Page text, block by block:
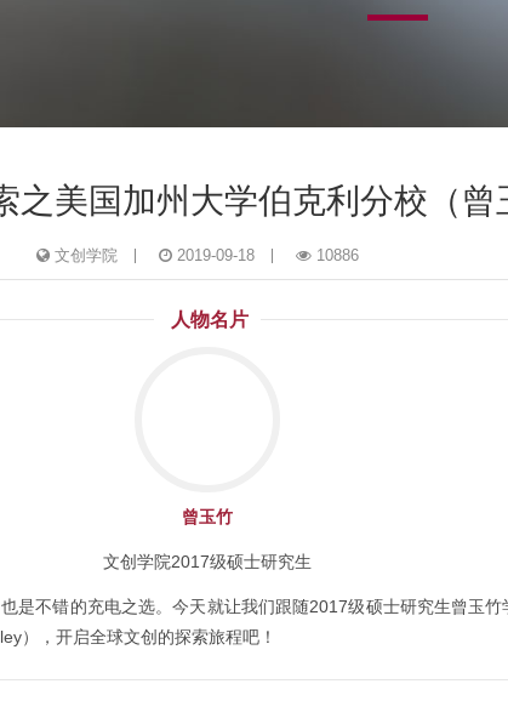
之美国加州大学伯克利分校（曾
文创学院 2019-09-18 10886
人物名片
曾玉竹
文创学院2017级硕士研究生
是不错的充电之选。今天就让我们跟随2017级硕士研究生曾玉
），开启全球文创的探索旅程吧！